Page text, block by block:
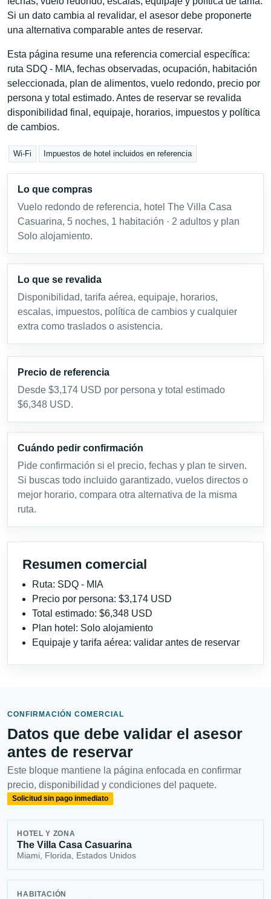
Si un dato cambia al revalidar, el asesor debe proponerte
una alternativa comparable antes de reservar.
Esta página resume una referencia comercial específica:
ruta SDQ - MIA, fechas observadas, ocupación, habitación
seleccionada, plan de alimentos, vuelo redondo, precio por
persona y total estimado. Antes de reservar se revalida
disponibilidad final, equipaje, horarios, impuestos y política
de cambios.
Wi-Fi Impuestos de hotel incluidos en referencia
Lo que compras
Vuelo redondo de referencia, hotel The Villa Casa
Casuarina, 5 noches, 1 habitación · 2 adultos y plan
Solo alojamiento.
Lo que se revalida
Disponibilidad, tarifa aérea, equipaje, horarios,
escalas, impuestos, política de cambios y cualquier
extra como traslados o asistencia.
Precio de referencia
Desde $3,174 USD por persona y total estimado
$6,348 USD.
Cuándo pedir confirmación
Pide confirmación si el precio, fechas y plan te sirven.
Si buscas todo incluido garantizado, vuelos directos o
mejor horario, compara otra alternativa de la misma
ruta.
Resumen comercial
Ruta: SDQ - MIA
Precio por persona: $3,174 USD
Total estimado: $6,348 USD
Plan hotel: Solo alojamiento
Equipaje y tarifa aérea: validar antes de reservar
CONFIRMACIÓN COMERCIAL
Datos que debe validar el asesor
antes de reservar
Este bloque mantiene la página enfocada en confirmar
precio, disponibilidad y condiciones del paquete.
Solicitud sin pago inmediato
HOTEL Y ZONA
The Villa Casa Casuarina
Miami, Florida, Estados Unidos
HABITACIÓN